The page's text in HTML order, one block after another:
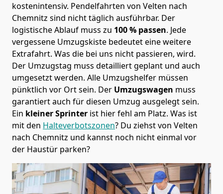
kostenintensiv. Pendelfahrten von Velten nach
Chemnitz sind nicht täglich ausführbar. Der
logistische Ablauf muss zu 100 % passen. Jede
vergessene Umzugskiste bedeutet eine weitere
Extrafahrt. Was die bei uns nicht passieren, wird.
Der Umzugstag muss detailliert geplant und auch
umgesetzt werden. Alle Umzugshelfer müssen
pünktlich vor Ort sein. Der Umzugswagen muss
garantiert auch für diesen Umzug ausgelegt sein.
Ein kleiner Sprinter ist hier fehl am Platz. Was ist
mit den Halteverbotszonen? Du ziehst von Velten
nach Chemnitz und kannst noch nicht einmal vor
der Haustür parken?